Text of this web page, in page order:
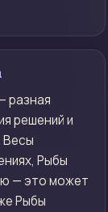
разная
решений и
Весы
Рыбы
— это может
Рыбы